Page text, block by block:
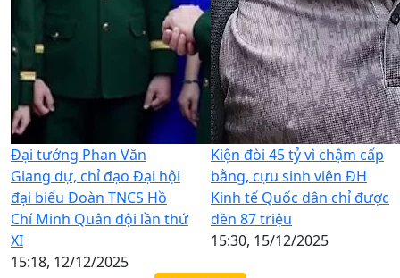
Đại tướng Phan Văn
Giang dự, chỉ đạo Đại hội
đại biểu Đoàn TNCS Hồ
Chí Minh Quân đội lần thứ
XI
15:18, 12/12/2025
Kiện đòi 45 tỷ vì chậm cấp
bằng, cựu sinh viên ĐH
Kinh tế Quốc dân chỉ được
đền 87 triệu
15:30, 15/12/2025